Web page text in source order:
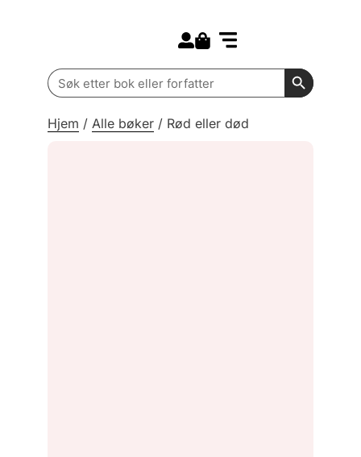
Search
for:
Search
Hjem / Alle bøker / Rød eller død